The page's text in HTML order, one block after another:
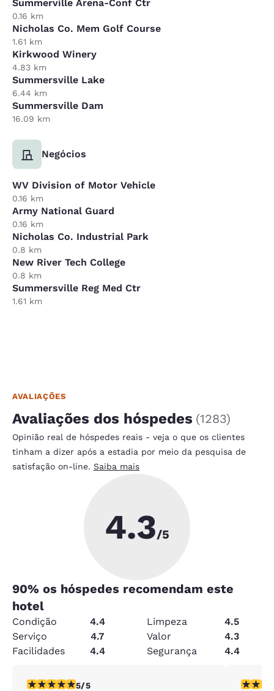
Summerville Arena-Conf Ctr
0.16 km
Nicholas Co. Mem Golf Course
1.61 km
Kirkwood Winery
4.83 km
Summersville Lake
6.44 km
Summersville Dam
16.09 km
Negócios
WV Division of Motor Vehicle
0.16 km
Army National Guard
0.16 km
Nicholas Co. Industrial Park
0.8 km
New River Tech College
0.8 km
Summersville Reg Med Ctr
1.61 km
AVALIAÇÕES
Avaliações dos hóspedes (1283)
Opinião real de hóspedes reais - veja o que os clientes
tinham a dizer após a estadia por meio da pesquisa de
satisfação on-line. Saiba mais
4.3/5
90% os hóspedes recomendam este
hotel
Condição 4.4 Limpeza
4.5
Serviço
4.7 Valor
4.3
Facilidades
4.4 Segurança 4.4
classificação 5 estrelas. Excepcional. 1 avaliação
5/5